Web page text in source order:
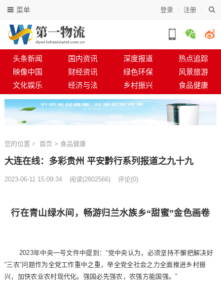
登录 注册
菜单
头条新闻 国内资讯 深度报道
热点追踪
映像中国
财经资讯 绿色环保
风景旅游
文化娱乐
经济与法 乡村振兴 食品健康
您的位置 首页 > 食品健康
大连在线：多彩贵州 平安黔行系列报道之九十九
2023-06-11 15:09:34 阅读(2802566) 评论(0)
行在青山绿水间，畅游归兰水族乡“甜蜜”金色画卷
2023年中央一号文件中提到：“党中央认为，必须坚持不懈把解决好
“三农”问题作为全党工作重中之重，举全党全社会之力全面推进乡村振
兴，加快农业农村现代化。强国必先强农，农强方能国强。”